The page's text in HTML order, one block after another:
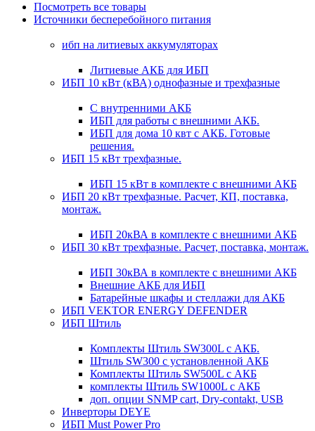
Посмотреть все товары
Источники бесперебойного питания
ибп на литиевых аккумуляторах
Литиевые АКБ для ИБП
ИБП 10 кВт (кВА) однофазные и трехфазные
С внутренними АКБ
ИБП для работы с внешними АКБ.
ИБП для дома 10 квт с АКБ. Готовые
решения.
ИБП 15 кВт трехфазные.
ИБП 15 кВт в комплекте с внешними АКБ
ИБП 20 кВт трехфазные. Расчет, КП, поставка,
монтаж.
ИБП 20кВА в комплекте с внешними АКБ
ИБП 30 кВт трехфазные. Расчет, поставка, монтаж.
ИБП 30кВА в комплекте с внешними АКБ
Внешние АКБ для ИБП
Батарейные шкафы и стеллажи для АКБ
ИБП VEKTOR ENERGY DEFENDER
ИБП Штиль
Комплекты Штиль SW300L с АКБ.
Штиль SW300 с установленной АКБ
Комплекты Штиль SW500L с АКБ
комплекты Штиль SW1000L с АКБ
доп. опции SNMP cart, Dry-contakt, USB
Инверторы DEYE
ИБП Must Power Pro